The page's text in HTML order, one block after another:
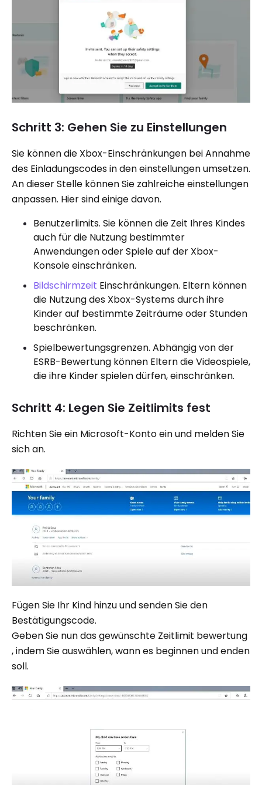
Schritt 3: Gehen Sie zu Einstellungen
Sie können die Xbox-Einschränkungen bei Annahme
des Einladungscodes in den einstellungen umsetzen.
An dieser Stelle können Sie zahlreiche einstellungen
anpassen. Hier sind einige davon.
Benutzerlimits. Sie können die Zeit Ihres Kindes
auch für die Nutzung bestimmter
Anwendungen oder Spiele auf der Xbox-
Konsole einschränken.
Bildschirmzeit Einschränkungen. Eltern können
die Nutzung des Xbox-Systems durch ihre
Kinder auf bestimmte Zeiträume oder Stunden
beschränken.
Spielbewertungsgrenzen. Abhängig von der
ESRB-Bewertung können Eltern die Videospiele,
die ihre Kinder spielen dürfen, einschränken.
Schritt 4: Legen Sie Zeitlimits fest
Richten Sie ein Microsoft-Konto ein und melden Sie
sich an.
Fügen Sie Ihr Kind hinzu und senden Sie den
Bestätigungscode.
Geben Sie nun das gewünschte Zeitlimit bewertung
, indem Sie auswählen, wann es beginnen und enden
soll.